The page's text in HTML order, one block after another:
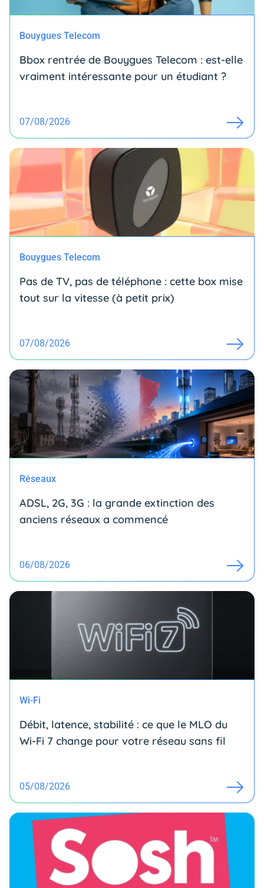
Bouygues Telecom
Bbox rentrée de Bouygues Telecom : est-elle
vraiment intéressante pour un étudiant ?
07/08/2026
Bouygues Telecom
Pas de TV, pas de téléphone : cette box mise
tout sur la vitesse (à petit prix)
07/08/2026
Réseaux
ADSL, 2G, 3G : la grande extinction des
anciens réseaux a commencé
06/08/2026
Wi-Fi
Débit, latence, stabilité : ce que le MLO du
Wi-Fi 7 change pour votre réseau sans fil
05/08/2026